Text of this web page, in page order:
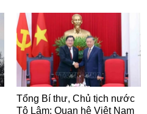
Tổng Bí thư, Chủ tịch nước
Tô Lâm: Quan hệ Việt Nam